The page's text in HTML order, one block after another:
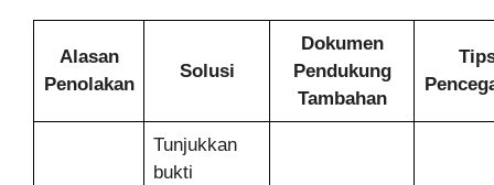
Alasan
Penolakan
Solusi
Dokumen
Pendukung
Tambahan
Tunjukkan
bukti